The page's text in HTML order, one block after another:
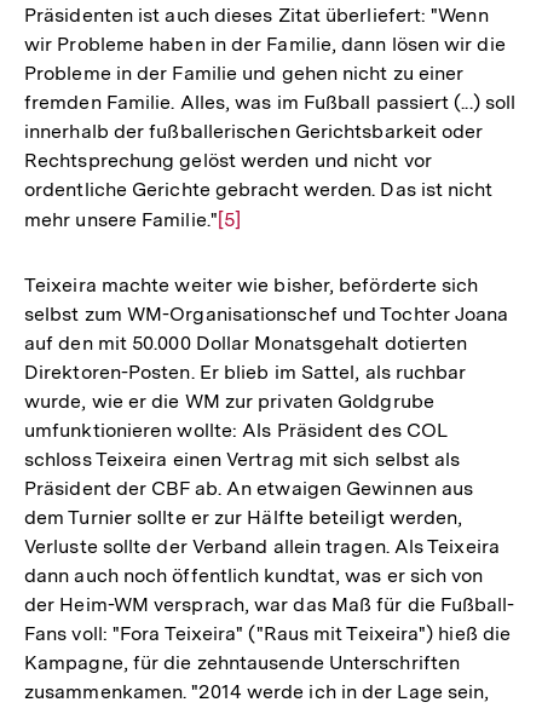
Auflösung
der
Fußnote
Präsidenten ist auch dieses Zitat überliefert: "Wenn
wir Probleme haben in der Familie, dann lösen wir die
Probleme in der Familie und gehen nicht zu einer
fremden Familie. Alles, was im Fußball passiert (...) soll
innerhalb der fußballerischen Gerichtsbarkeit oder
Rechtsprechung gelöst werden und nicht vor
ordentliche Gerichte gebracht werden. Das ist nicht
mehr unsere Familie." Zur
der
Fußnote
[5]
Teixeira machte weiter wie bisher, beförderte sich
selbst zum WM-Organisationschef und Tochter Joana
auf den mit 50.000 Dollar Monatsgehalt dotierten
Direktoren-Posten. Er blieb im Sattel, als ruchbar
wurde, wie er die WM zur privaten Goldgrube
umfunktionieren wollte: Als Präsident des COL
schloss Teixeira einen Vertrag mit sich selbst als
Präsident der CBF ab. An etwaigen Gewinnen aus
dem Turnier sollte er zur Hälfte beteiligt werden,
Verluste sollte der Verband allein tragen. Als Teixeira
dann auch noch öffentlich kundtat, was er sich von
der Heim-WM versprach, war das Maß für die Fußball-
Fans voll: "Fora Teixeira" ("Raus mit Teixeira") hieß die
Kampagne, für die zehntausende Unterschriften
zusammenkamen. "2014 werde ich in der Lage sein,